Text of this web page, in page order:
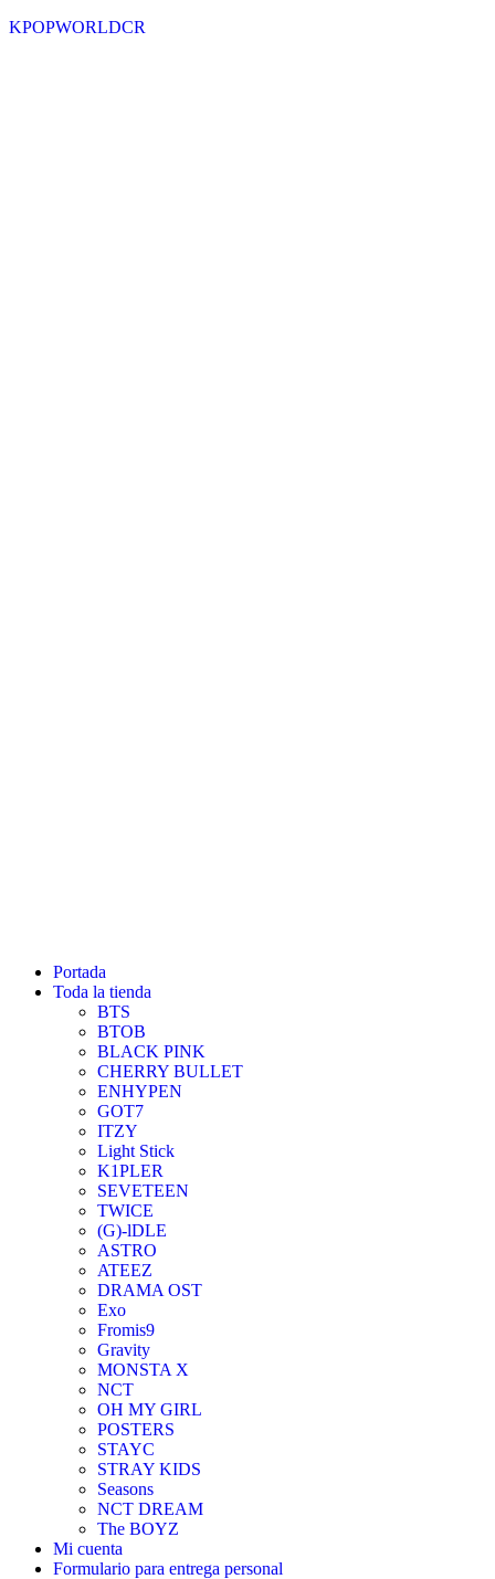
KPOPWORLDCR
Portada
Toda la tienda
BTS
BTOB
BLACK PINK
CHERRY BULLET
ENHYPEN
GOT7
ITZY
Light Stick
K1PLER
SEVETEEN
TWICE
(G)-lDLE
ASTRO
ATEEZ
DRAMA OST
Exo
Fromis9
Gravity
MONSTA X
NCT
OH MY GIRL
POSTERS
STAYC
STRAY KIDS
Seasons
NCT DREAM
The BOYZ
Mi cuenta
Formulario para entrega personal